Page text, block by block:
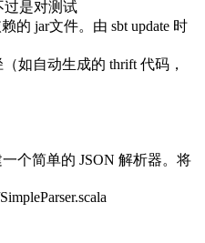
过是对测试
的 jar文件。由 sbt update 时
如自动生成的 thrift 代码，
个简单的 JSON 解析器。将